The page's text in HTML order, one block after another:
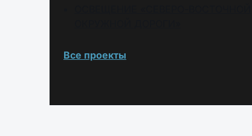
Все проекты